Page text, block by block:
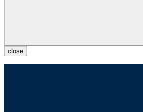
close